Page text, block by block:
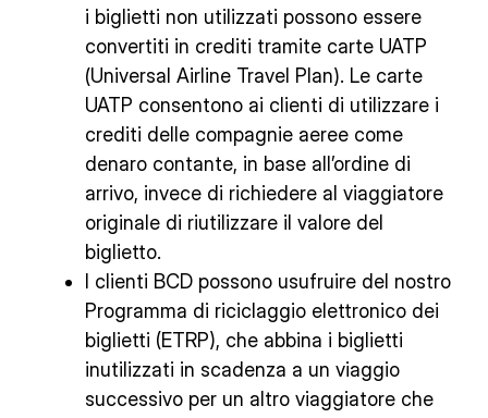
i biglietti non utilizzati possono essere
convertiti in crediti tramite carte UATP
(Universal Airline Travel Plan). Le carte
UATP consentono ai clienti di utilizzare i
crediti delle compagnie aeree come
denaro contante, in base all’ordine di
arrivo, invece di richiedere al viaggiatore
originale di riutilizzare il valore del
biglietto.
I clienti BCD possono usufruire del nostro
Programma di riciclaggio elettronico dei
biglietti (ETRP), che abbina i biglietti
inutilizzati in scadenza a un viaggio
successivo per un altro viaggiatore che